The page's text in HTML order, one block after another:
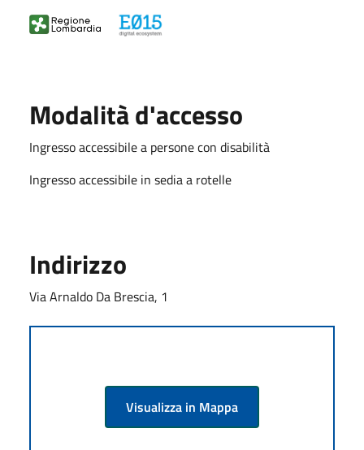
Modalità d'accesso
Ingresso accessibile a persone con disabilità
Ingresso accessibile in sedia a rotelle
Indirizzo
Via Arnaldo Da Brescia, 1
Visualizza in Mappa